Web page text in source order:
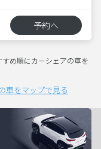
予約へ
め順にカーシェアの車を
車をマップで見る